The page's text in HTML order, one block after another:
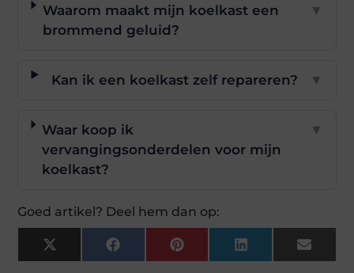
Waarom maakt mijn koelkast een
brommend geluid?
▼
Kan ik een koelkast zelf repareren? ▼
Waar koop ik
vervangingsonderdelen voor mijn
koelkast?
▼
Goed artikel? Deel hem dan op:
X
(Twitter)
FacebookPinterestLinkedInEmail